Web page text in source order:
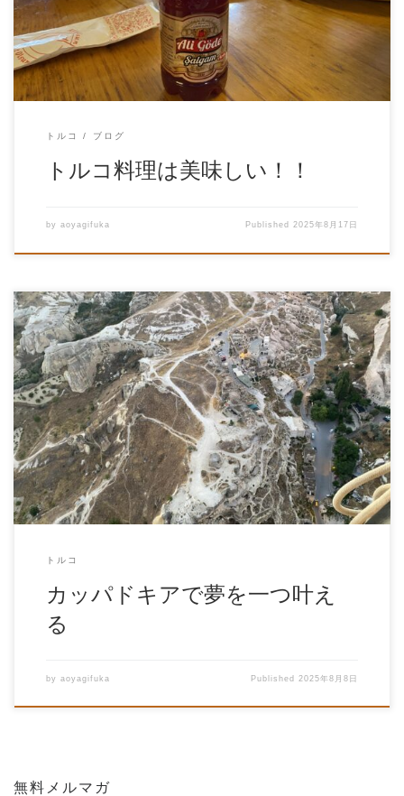
トルコ ブログ
トルコ料理は美味しい！！
by aoyagifuka Published2025年8月17日
カッパドキアで夢を一つ叶える 青柳風花です。 去年から気
球に 乗りたいと思っていたけど 日本では叶わ […]
トルコ
カッパドキアで夢を一つ叶え
る
by aoyagifuka Published 2025年8月8日
無料メルマガ